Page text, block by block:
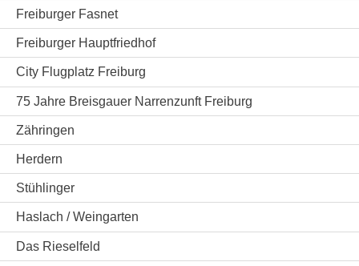
Freiburger Fasnet
Freiburger Hauptfriedhof
City Flugplatz Freiburg
75 Jahre Breisgauer Narrenzunft Freiburg
Zähringen
Herdern
Stühlinger
Haslach / Weingarten
Das Rieselfeld